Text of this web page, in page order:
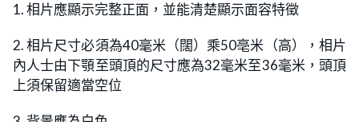
1. 相片應顯示完整正面，並能清楚顯示面容特徵
2. 相片尺寸必須為40毫米（闊）乘50亳米（高），相片
內人士由下顎至頭頂的尺寸應為32毫米至36毫米，頭頂
上須保留適當空位